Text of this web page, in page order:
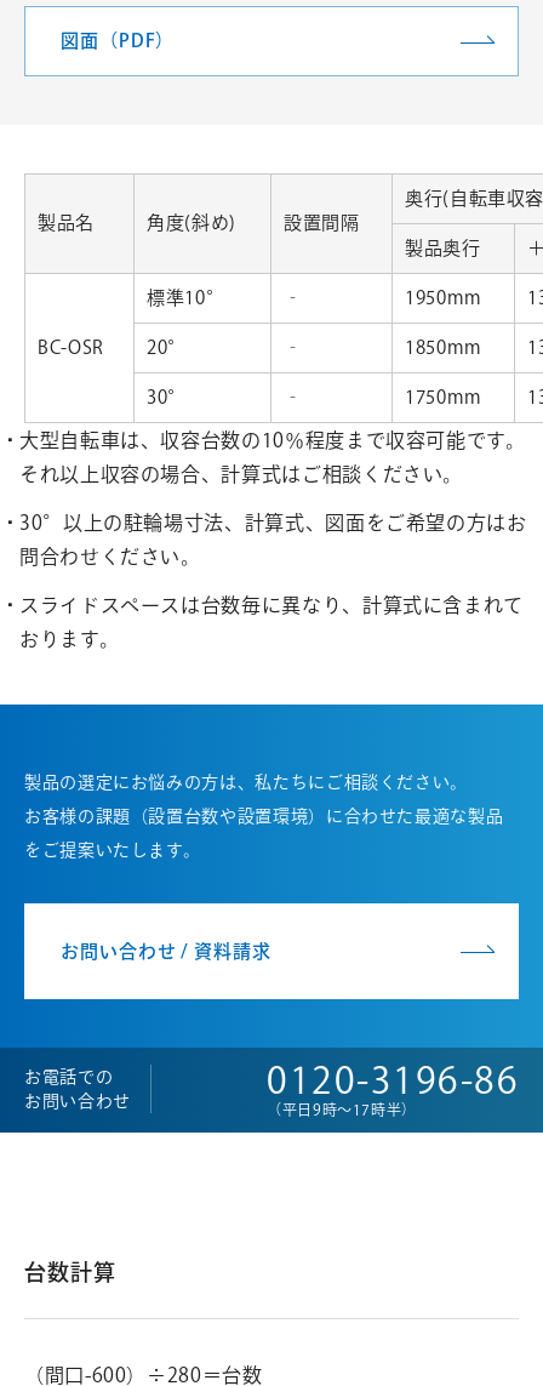
図面（PDF）
製品名 角度(斜め) 設置間隔
奥行(自転車収
製品奥行
BC-OSR
標準10° ‐ 1950mm
20° ‐ 1850mm
30° ‐ 1750mm
大型自転車は、収容台数の10％程度まで収容可能です。
それ以上収容の場合、計算式はご相談ください。
30°以上の駐輪場寸法、計算式、図面をご希望の方はお
問合わせください。
スライドスペースは台数毎に異なり、計算式に含まれて
おります。
製品の選定にお悩みの方は、私たちにご相談ください。
お客様の課題（設置台数や設置環境）に合わせた最適な製品
をご提案いたします。
お問い合わせ / 資料請求
お電話での
お問い合わせ
0120-3196-86
（平日9時～17時半）
台数計算
（間口-600）÷280＝台数